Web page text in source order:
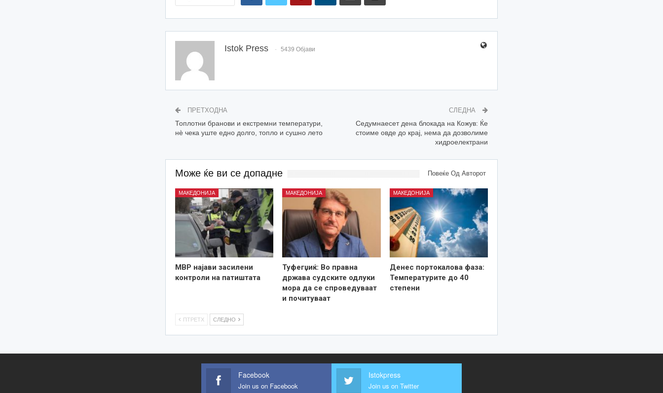
Istok Press 5439 Објави
ПРЕТХОДНА
Топлотни бранови и екстремни температури,
нè чека уште едно долго, топло и сушно лето
СЛЕДНА
Седумнаесет дена блокада на Кожув: Ќе
стоиме овде до крај, нема да дозволиме
хидроелектрани
Може ќе ви се допадне Повеќе Од Авторот
МАКЕДОНИЈА
МВР најави засилени
контроли на патиштата
МАКЕДОНИЈА
Туфегџиќ: Во правна
држава судските одлуки
мора да се спроведуваат
и почитуваат
МАКЕДОНИЈА
Денес портокалова фаза:
Температурите до 40
степени
ПТРЕТХ СЛЕДНО
Facebook
Join us on Facebook
Istokpress
Join us on Twitter